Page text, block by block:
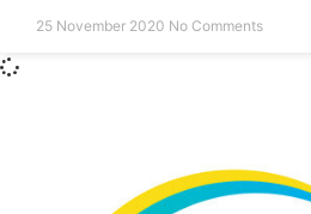
25 November 2020 No Comments